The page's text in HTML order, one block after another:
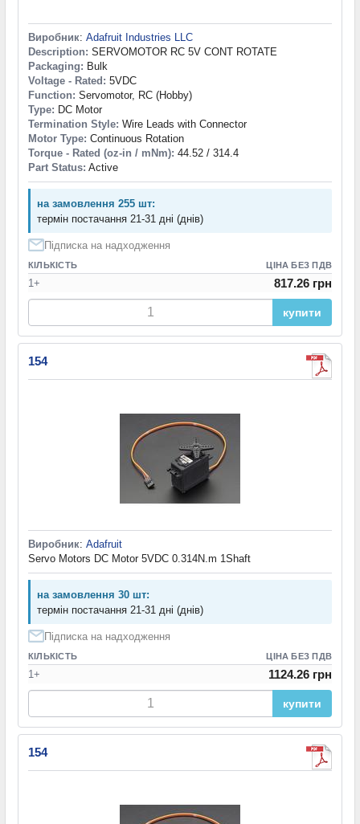
Виробник: Adafruit Industries LLC
Description: SERVOMOTOR RC 5V CONT ROTATE
Packaging: Bulk
Voltage - Rated: 5VDC
Function: Servomotor, RC (Hobby)
Type: DC Motor
Termination Style: Wire Leads with Connector
Motor Type: Continuous Rotation
Torque - Rated (oz-in / mNm): 44.52 / 314.4
Part Status: Active
на замовлення 255 шт:
термін постачання 21-31 дні (днів)
Підписка на надходження
КІЛЬКІСТЬ ЦІНА БЕЗ ПДВ
1+ 817.26 грн
купити
154
Виробник: Adafruit
Servo Motors DC Motor 5VDC 0.314N.m 1Shaft
на замовлення 30 шт:
термін постачання 21-31 дні (днів)
Підписка на надходження
КІЛЬКІСТЬ ЦІНА БЕЗ ПДВ
1+ 1124.26 грн
купити
154